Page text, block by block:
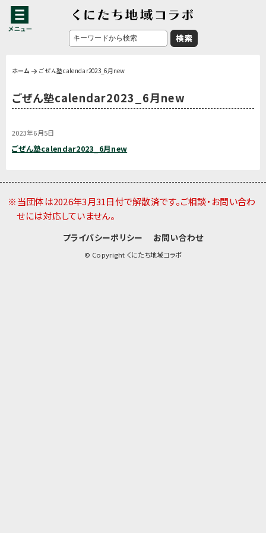
ホーム ごぜん塾calendar2023_6月new
ごぜん塾calendar2023_6月new
2023年6月5日
ごぜん塾calendar2023_6月new
※当団体は2026年3月31日付で解散済です。ご相談・お問い合わ
せには対応していません。
プライバシーポリシー お問い合わせ
© Copyright くにたち地域コラボ